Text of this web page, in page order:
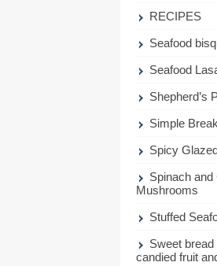
RECIPES
Seafood
Seafood
Shepherd’s
Simple
Spicy
Spinach
Mushrooms
Stuffed
Sweet
candied fruit